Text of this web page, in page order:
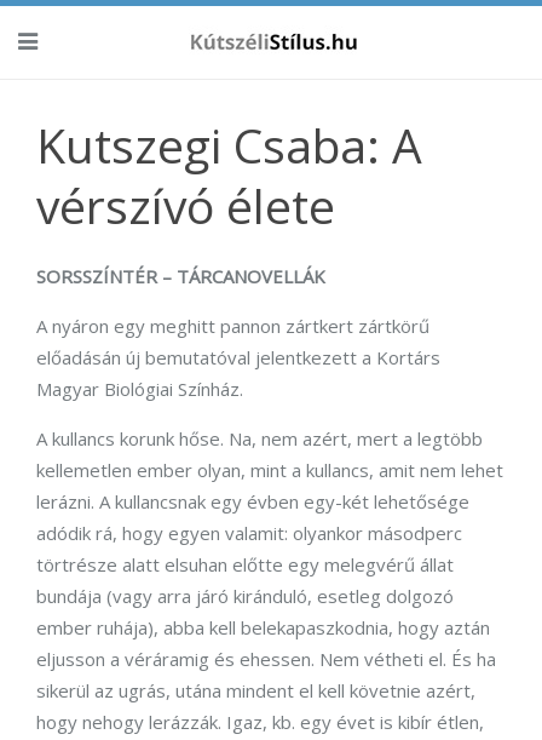
Kutszegi Csaba: A
vérszívó élete
SORSSZÍNTÉR – TÁRCANOVELLÁK
A nyáron egy meghitt pannon zártkert zártkörű
előadásán új bemutatóval jelentkezett a Kortárs
Magyar Biológiai Színház.
A kullancs korunk hőse. Na, nem azért, mert a legtöbb
kellemetlen ember olyan, mint a kullancs, amit nem lehet
lerázni. A kullancsnak egy évben egy-két lehetősége
adódik rá, hogy egyen valamit: olyankor másodperc
törtrésze alatt elsuhan előtte egy melegvérű állat
bundája (vagy arra járó kiránduló, esetleg dolgozó
ember ruhája), abba kell belekapaszkodnia, hogy aztán
eljusson a véráramig és ehessen. Nem vétheti el. És ha
sikerül az ugrás, utána mindent el kell követnie azért,
hogy nehogy lerázzák. Igaz, kb. egy évet is kibír étlen,